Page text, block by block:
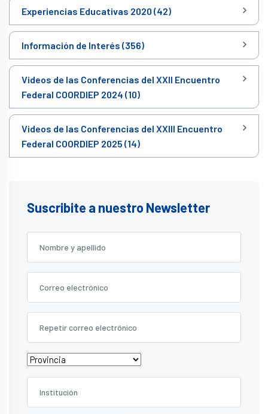
Experiencias Educativas 2020 (42)
Información de Interés (356)
Videos de las Conferencias del XXII Encuentro
Federal COORDIEP 2024 (10)
Videos de las Conferencias del XXIII Encuentro
Federal COORDIEP 2025 (14)
Suscribite a nuestro Newsletter